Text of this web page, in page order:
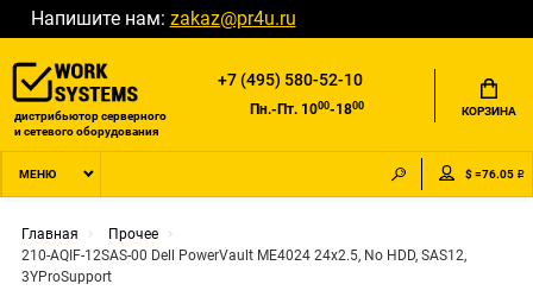
Напишите нам: zakaz@pr4u.ru
дистрибьютор серверного
и сетевого оборудования
+7 (495) 580-52-10
Пн.-Пт. 1000-1800 КОРЗИНА
МЕНЮ $ =76.05 ₽
Главная
Прочее
210-AQIF-12SAS-00 Dell PowerVault ME4024 24x2.5, No HDD, SAS12,
3YProSupport